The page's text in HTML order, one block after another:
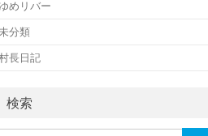
ゆめリバー
未分類
長日記
検索